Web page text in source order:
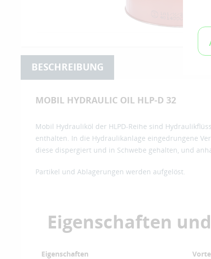
BESCHREIBUNG
MOBIL HYDRAULIC OIL HLP-D 32
Mobil Hydrauliköl der HLPD-Reihe sind
enthalten. In die Hydraulikanlage eingedrungene
diese dispergiert und in Schwebe gehalten, und
Partikel und Ablagerungen werden aufgelöst.
Eigenschaften
Eigenschaften